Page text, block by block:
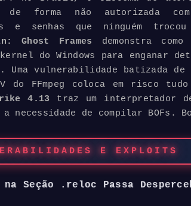
forma não autorizada com
e senhas que ninguém
Ghost Frames demonstra
do Windows para enganar
Uma vulnerabilidade batizada de
do FFmpeg coloca em risco
4.13 traz um interpretador de
a necessidade de compilar BOFs.
E EXPLOITS
na Seção .reloc Passa